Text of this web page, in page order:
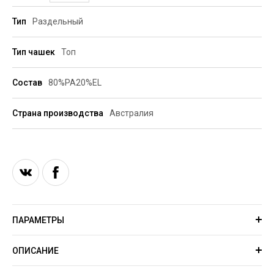
Тип Раздельный
Тип чашек Топ
Состав 80%PA20%EL
Страна производства Австралия
ПАРАМЕТРЫ
ОПИСАНИЕ